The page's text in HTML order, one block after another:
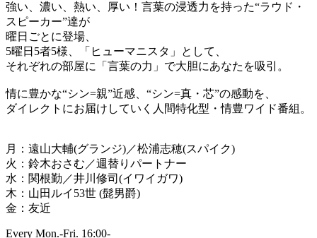
強い、濃い、熱い、厚い！言葉の浸透力を持った“ラウド・
スピーカー”達が
曜日ごとに登場、
5曜日5者5様、「ヒューマニスタ」として、
それぞれの部屋に「言葉の力」で大胆にあなたを吸引。
情に豊かな“シン=親”近感、“シン=真・芯”の感動を、
ダイレクトにお届けしていく人間特化型・情豊ワイド番組。
月：遠山大輔(グランジ)／松浦志穂(スパイク)
火：鈴木おさむ／週替りパートナー
水：関根勤／井川修司(イワイガワ)
木：山田ルイ53世 (髭男爵)
金：友近
Every Mon.-Fri. 16:00-